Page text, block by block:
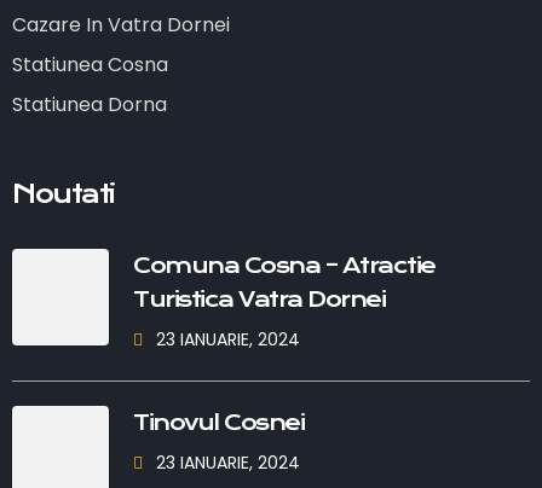
Cazare In Vatra Dornei
Statiunea Cosna
Statiunea Dorna
Noutati
Comuna Cosna – Atractie
Turistica Vatra Dornei
23 IANUARIE, 2024
Tinovul Cosnei
23 IANUARIE, 2024